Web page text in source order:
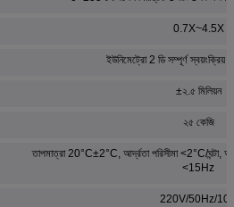
0.7X~4.5X
ইউনিমেট্রো 2 ডি সম্পূর্ণ স্বয়ংক্রিয়
±২.৫ মিলিয়ন
২৫ কেজি
তাপমাত্রা 20°C±2°C, আর্দ্রতা পরিসীমা <2°C/
<15Hz
220V/50Hz/